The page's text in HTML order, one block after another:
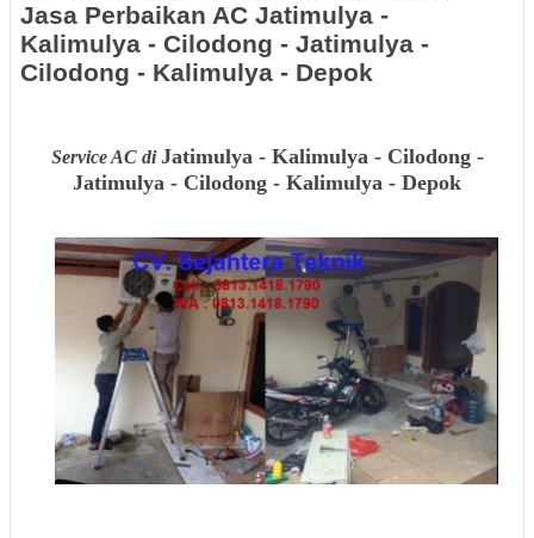
Jasa Perbaikan AC Jatimulya -
Kalimulya - Cilodong - Jatimulya -
Cilodong - Kalimulya - Depok
Service AC diJatimulya - Kalimulya - Cilodong -
Jatimulya - Cilodong - Kalimulya - Depok